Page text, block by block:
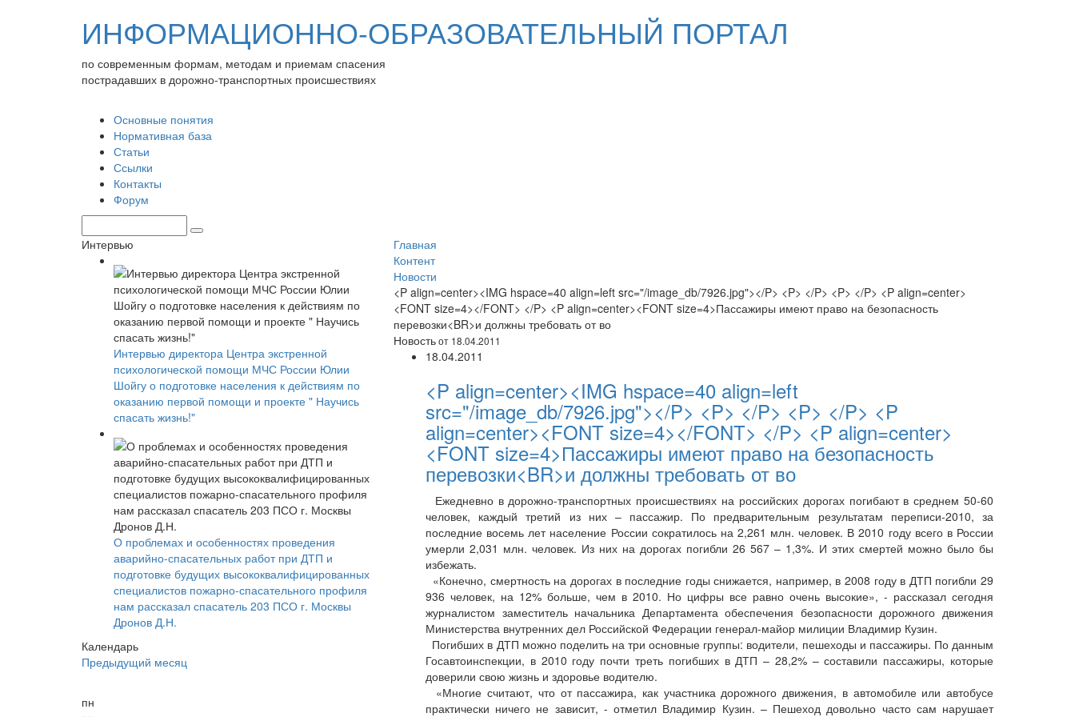
ИНФОРМАЦИОННО-ОБРАЗОВАТЕЛЬНЫЙ ПОРТАЛ
по современным формам, методам и приемам спасения
пострадавших в дорожно-транспортных происшествиях
Основные понятия
Нормативная база
Статьи
Ссылки
Контакты
Форум
Интервью
Интервью директора Центра экстренной
психологической помощи МЧС России Юлии
Шойгу о подготовке населения к действиям по
оказанию первой помощи и проекте " Научись
спасать жизнь!"
О проблемах и особенностях проведения
аварийно-спасательных работ при ДТП и
подготовке будущих высококвалифицированных
специалистов пожарно-спасательного профиля
нам рассказал спасатель 203 ПСО г. Москвы
Дронов Д.Н.
Календарь
Предыдущий месяц
пн
Главная
Контент
Новости
<P align=center><IMG hspace=40 align=left src="/image_db/7926.jpg"></P> <P> </P> <P> </P> <P align=center>
<FONT size=4></FONT> </P> <P align=center><FONT size=4>Пассажиры имеют право на безопасность
перевозки<BR>и должны требовать от во
Новостьот 18.04.2011
18.04.2011
<P align=center><IMG hspace=40 align=left
src="/image_db/7926.jpg"></P> <P> </P> <P> </P> <P
align=center><FONT size=4></FONT> </P> <P align=center>
<FONT size=4>Пассажиры имеют право на безопасность
перевозки<BR>и должны требовать от во
Ежедневно в дорожно-транспортных происшествиях на российских дорогах погибают в среднем 50-60
человек, каждый третий из них – пассажир. По предварительным результатам переписи-2010, за
последние восемь лет население России сократилось на 2,261 млн. человек. В 2010 году всего в России
умерли 2,031 млн. человек. Из них на дорогах погибли 26 567 – 1,3%. И этих смертей можно было бы
избежать.
«Конечно, смертность на дорогах в последние годы снижается, например, в 2008 году в ДТП погибли 29
936 человек, на 12% больше, чем в 2010. Но цифры все равно очень высокие», - рассказал сегодня
журналистом заместитель начальника Департамента обеспечения безопасности дорожного движения
Министерства внутренних дел Российской Федерации генерал-майор милиции Владимир Кузин.
Погибших в ДТП можно поделить на три основные группы: водители, пешеходы и пассажиры. По данным
Госавтоинспекции, в 2010 году почти треть погибших в ДТП – 28,2% – составили пассажиры, которые
доверили свою жизнь и здоровье водителю.
«Многие считают, что от пассажира, как участника дорожного движения, в автомобиле или автобусе
практически ничего не зависит, - отметил Владимир Кузин. – Пешеход довольно часто сам нарушает